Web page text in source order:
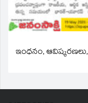
ఇంధనం,